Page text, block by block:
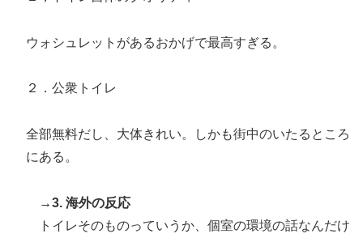
ウォシュレットがあるおかげで最高すぎる。
２．公衆トイレ
全部無料だし、大体きれい。しかも街中のいたるところ
にある。
→3. 海外の反応
トイレそのものっていうか、個室の環境の話なんだけ